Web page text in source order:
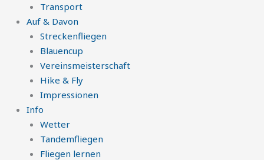
Transport
Auf & Davon
Streckenfliegen
Blauencup
Vereinsmeisterschaft
Hike & Fly
Impressionen
Info
Wetter
Tandemfliegen
Fliegen lernen